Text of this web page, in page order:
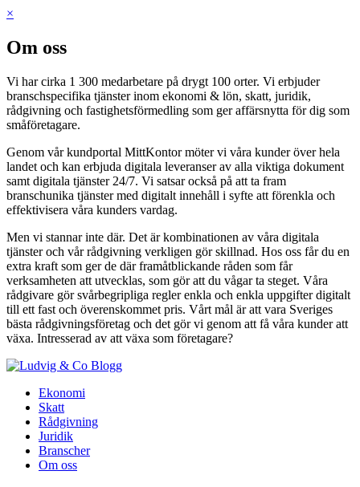
×
Om oss
Vi har cirka 1 300 medarbetare på drygt 100 orter. Vi erbjuder
branschspecifika tjänster inom ekonomi & lön, skatt, juridik,
rådgivning och fastighetsförmedling som ger affärsnytta för dig som
småföretagare.
Genom vår kundportal MittKontor möter vi våra kunder över hela
landet och kan erbjuda digitala leveranser av alla viktiga dokument
samt digitala tjänster 24/7. Vi satsar också på att ta fram
branschunika tjänster med digitalt innehåll i syfte att förenkla och
effektivisera våra kunders vardag.
Men vi stannar inte där. Det är kombinationen av våra digitala
tjänster och vår rådgivning verkligen gör skillnad. Hos oss får du en
extra kraft som ger de där framåtblickande råden som får
verksamheten att utvecklas, som gör att du vågar ta steget. Våra
rådgivare gör svårbegripliga regler enkla och enkla uppgifter digitalt
till ett fast och överenskommet pris. Vårt mål är att vara Sveriges
bästa rådgivningsföretag och det gör vi genom att få våra kunder att
växa. Intresserad av att växa som företagare?
Blogg
Ekonomi
Skatt
Rådgivning
Juridik
Branscher
Om oss